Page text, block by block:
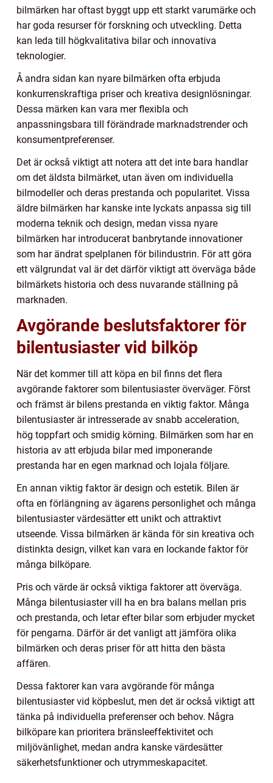
bilmärken har oftast byggt upp ett starkt varumärke och
har goda resurser för forskning och utveckling. Detta
kan leda till högkvalitativa bilar och innovativa
teknologier.
Å andra sidan kan nyare bilmärken ofta erbjuda
konkurrenskraftiga priser och kreativa designlösningar.
Dessa märken kan vara mer flexibla och
anpassningsbara till förändrade marknadstrender och
konsumentpreferenser.
Det är också viktigt att notera att det inte bara handlar
om det äldsta bilmärket, utan även om individuella
bilmodeller och deras prestanda och popularitet. Vissa
äldre bilmärken har kanske inte lyckats anpassa sig till
moderna teknik och design, medan vissa nyare
bilmärken har introducerat banbrytande innovationer
som har ändrat spelplanen för bilindustrin. För att göra
ett välgrundat val är det därför viktigt att överväga både
bilmärkets historia och dess nuvarande ställning på
marknaden.
Avgörande beslutsfaktorer för
bilentusiaster vid bilköp
När det kommer till att köpa en bil finns det flera
avgörande faktorer som bilentusiaster överväger. Först
och främst är bilens prestanda en viktig faktor. Många
bilentusiaster är intresserade av snabb acceleration,
hög toppfart och smidig körning. Bilmärken som har en
historia av att erbjuda bilar med imponerande
prestanda har en egen marknad och lojala följare.
En annan viktig faktor är design och estetik. Bilen är
ofta en förlängning av ägarens personlighet och många
bilentusiaster värdesätter ett unikt och attraktivt
utseende. Vissa bilmärken är kända för sin kreativa och
distinkta design, vilket kan vara en lockande faktor för
många bilköpare.
Pris och värde är också viktiga faktorer att överväga.
Många bilentusiaster vill ha en bra balans mellan pris
och prestanda, och letar efter bilar som erbjuder mycket
för pengarna. Därför är det vanligt att jämföra olika
bilmärken och deras priser för att hitta den bästa
affären.
Dessa faktorer kan vara avgörande för många
bilentusiaster vid köpbeslut, men det är också viktigt att
tänka på individuella preferenser och behov. Några
bilköpare kan prioritera bränsleeffektivitet och
miljövänlighet, medan andra kanske värdesätter
säkerhetsfunktioner och utrymmeskapacitet.